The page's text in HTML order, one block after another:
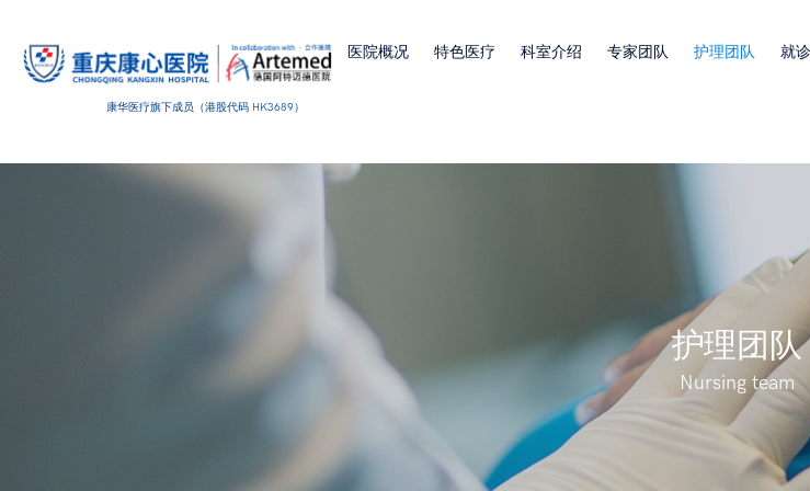
康华医疗旗下成员（港股代码 HK3689）
医院概况 特色医疗 科室介绍 专家团队 护理团队 就
护理团队
Nursing team